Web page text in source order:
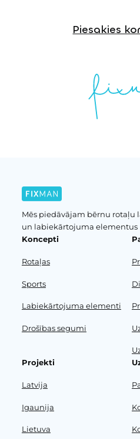
Piesakies
Mēs piedāvājam bērnu rotaļu
un labiekārtojuma elementus
Koncepti
Rotaļas
Sports
Labiekārtojuma elementi
Drošības segumi
Projekti
Latvija
Igaunija
Lietuva